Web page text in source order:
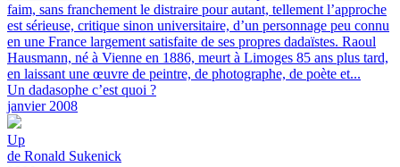
faim, sans franchement le distraire pour autant, tellement l’approche
est sérieuse, critique sinon universitaire, d’un personnage peu connu
en une France largement satisfaite de ses propres dadaïstes. Raoul
Hausmann, né à Vienne en 1886, meurt à Limoges 85 ans plus tard,
en laissant une œuvre de peintre, de photographe, de poète et...
Un dadasophe c’est quoi ?
janvier 2008
Up
de Ronald Sukenick